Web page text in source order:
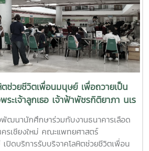
ช่วยชีวิตเพื่อนมนุษย์ เพื่อถวายเป็น
ะเจ้าลูกเธอ เจ้าฟ้าพัชรกิติยาภา นเร
ลวงราช สาริณีสิริพัชร มหาวัชรราช
.69)
นานักศึกษาร่วมกับงานธนาคารเลือด
ครเชียงใหม่ คณะแพทยศาสตร์
เปิดบริการรับบริจาคโลหิตช่วยชีวิตเพื่อน